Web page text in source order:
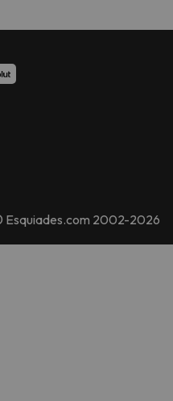
Esquiades.com 2002-2026